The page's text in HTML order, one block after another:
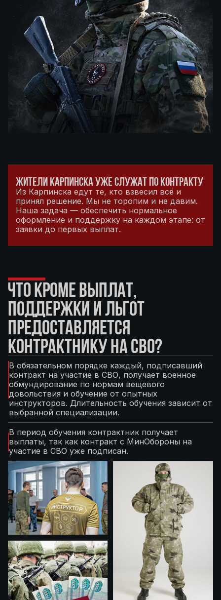
ЖИТЕЛИ КАРПИНСКА УЖЕ СЛУЖАТ ПО КОНТРАКТУ
Из Карпинска едут те, кто взвесил всё и
принял решение. Мы не торопим и не давим.
Наша задача — обеспечить нормальное
оформление и поддержку на каждом этапе: от
заявки до первых выплат.
ЧТО КРОМЕ ВЫПЛАТ,
ПОДДЕРЖКИ И ЛЬГОТ
ПРЕДОСТАВЛЯЕТСЯ
КОНТРАКТНИКУ НА СВО?
В обязательном порядке каждый, подписавший
контракт на участие в СВО, получает военное
обмундирование по нормам вещевого
довольствия и обучение от опытных
инструкторов. Длительность обучения зависит от
выбранной специализации.
В период обучения контрактник получает
выплаты, так как контракт с МинОбороны на
участие в СВО уже подписан.